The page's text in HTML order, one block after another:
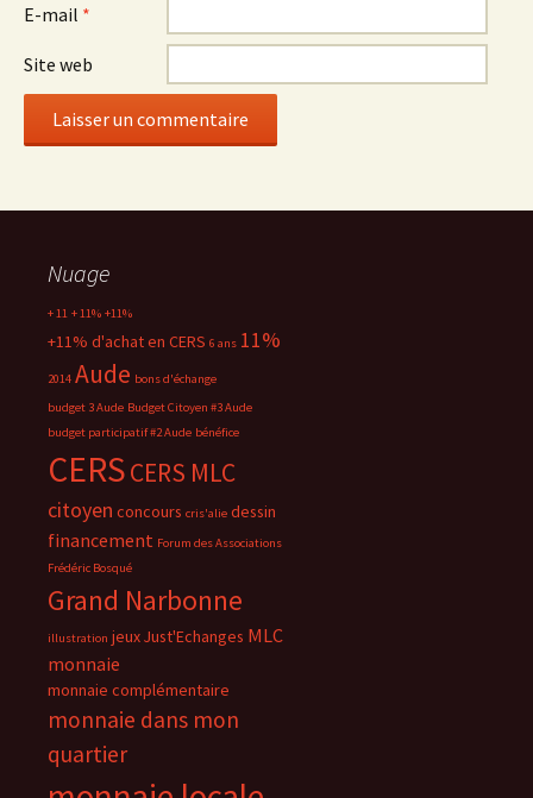
E-mail *
Site web
Nuage
+ 11 + 11% +11%
+11% d'achat en CERS 6 ans 11%
2014 Aude bons d'échange
budget 3 Aude Budget Citoyen #3 Aude
budget participatif #2 Aude bénéfice
CERSCERS MLC
citoyen concours cris'alie dessin
financement Forum des Associations
Frédéric Bosqué
Grand Narbonne
illustration jeuxJust'Echanges MLC
monnaie
monnaie complémentaire
monnaie dans mon
quartier